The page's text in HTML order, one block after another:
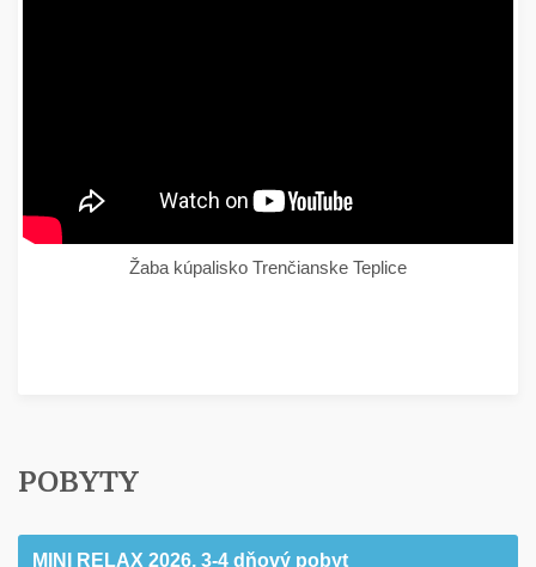
Žaba kúpalisko Trenčianske Teplice
POBYTY
MINI RELAX 2026, 3-4 dňový pobyt